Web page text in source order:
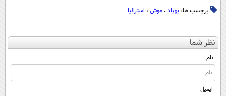
برچسب ها: پهپاد ، موش ، استرالیا
نظر شما
نام
ایمیل